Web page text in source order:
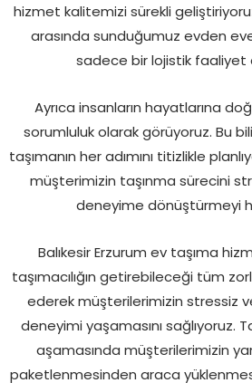
hizmet kalitemizi sürekli
arasında sunduğumuz evden
sadece bir lojistik faaliyet
Ayrıca insanların hayatlarına
sorumluluk olarak görüyoruz. Bu
taşımanın her adımını titizlikle
müşterimizin taşınma sürecini
deneyime dönüştürmeyi
Balıkesir Erzurum ev taşıma
taşımacılığın getirebileceği tüm
ederek müşterilerimizin stressiz
deneyimi yaşamasını sağlıyoruz.
aşamasında müşterilerimizin
paketlenmesinden araca